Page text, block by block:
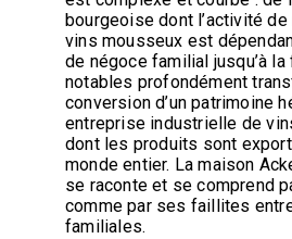
bourgeoise dont l’activité
vins mousseux est
de négoce familial jusqu’à
notables profondément
conversion d’un patrimoine
entreprise industrielle de
dont les produits sont
monde entier. La maison
se raconte et se comprend
comme par ses faillites
familiales.